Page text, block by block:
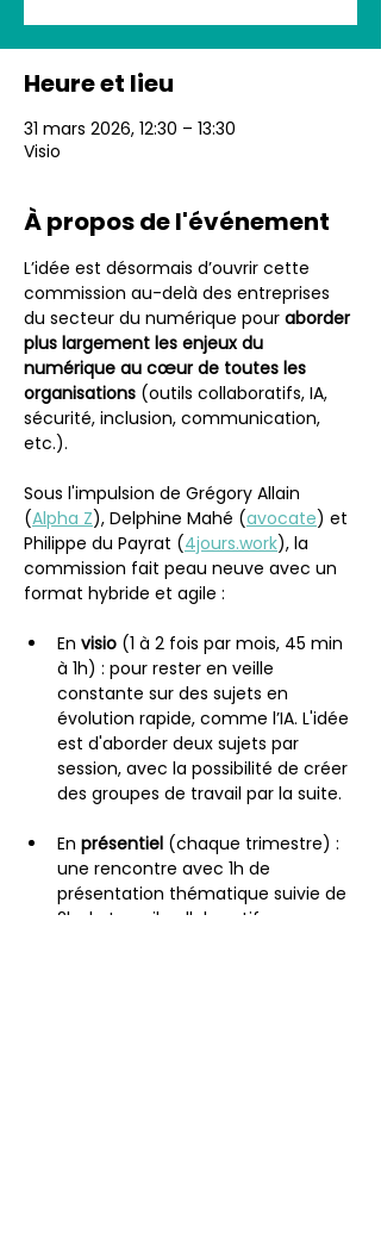
Heure et lieu
31 mars 2026, 12:30 – 13:30
Visio
À propos de l'événement
L’idée est désormais d’ouvrir cette
commission au-delà des entreprises
du secteur du numérique pour aborder
plus largement les enjeux du
numérique au cœur de toutes les
organisations (outils collaboratifs, IA,
sécurité, inclusion, communication,
etc.).
Sous l'impulsion de Grégory Allain
(Alpha Z), Delphine Mahé (avocate) et
Philippe du Payrat (4jours.work), la
commission fait peau neuve avec un
format hybride et agile :
En visio (1 à 2 fois par mois, 45 min
à 1h) : pour rester en veille
constante sur des sujets en
évolution rapide, comme l’IA. L'idée
est d'aborder deux sujets par
session, avec la possibilité de créer
des groupes de travail par la suite.
En présentiel (chaque trimestre) :
une rencontre avec 1h de
présentation thématique suivie de
2h de travail collaboratif.